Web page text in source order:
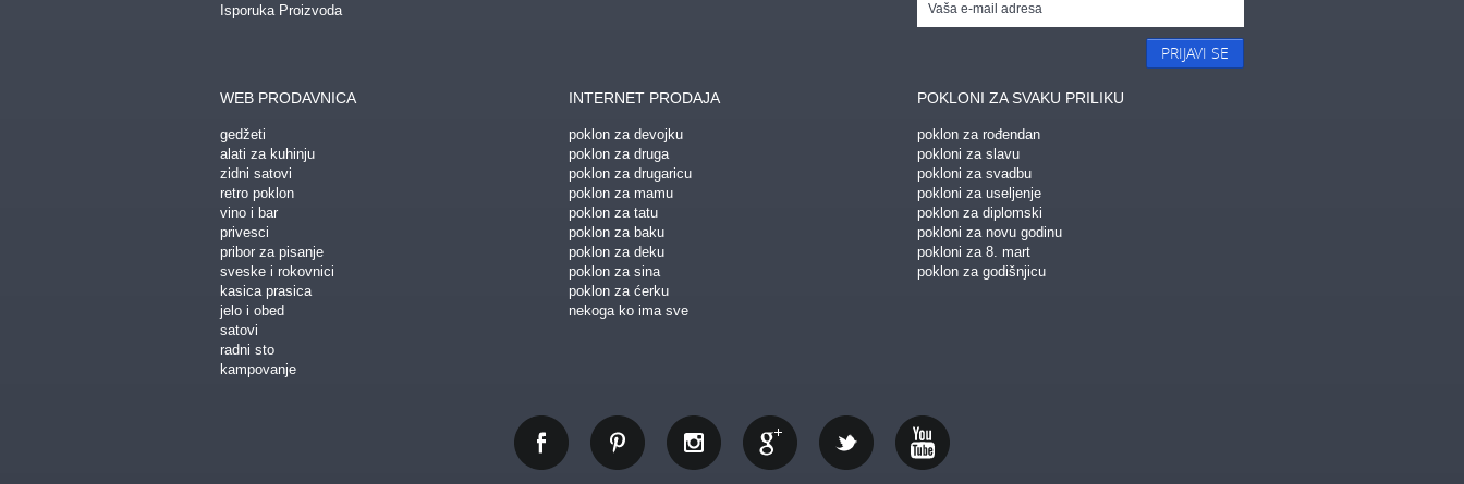
Isporuka Proizvoda
PRIJAVI SE
WEB PRODAVNICA
gedžeti
alati za kuhinju
zidni satovi
retro poklon
vino i bar
privesci
pribor za pisanje
sveske i rokovnici
kasica prasica
jelo i obed
satovi
radni sto
kampovanje
INTERNET PRODAJA
poklon za devojku
poklon za druga
poklon za drugaricu
poklon za mamu
poklon za tatu
poklon za baku
poklon za deku
poklon za sina
poklon za ćerku
nekoga ko ima sve
POKLONI ZA SVAKU PRILIKU
poklon za rođendan
pokloni za slavu
pokloni za svadbu
pokloni za useljenje
poklon za diplomski
pokloni za novu godinu
pokloni za 8. mart
poklon za godišnjicu